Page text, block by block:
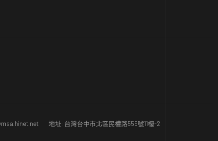
地址: 台灣台中市北區民權路559號11樓-2